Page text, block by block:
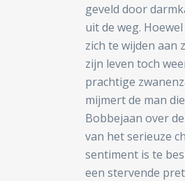
geveld door
uit de weg.
zich te wijden aan
zijn leven toch
prachtige
mijmert de man
Bobbejaan over
van het serieuze
sentiment is te
een stervende